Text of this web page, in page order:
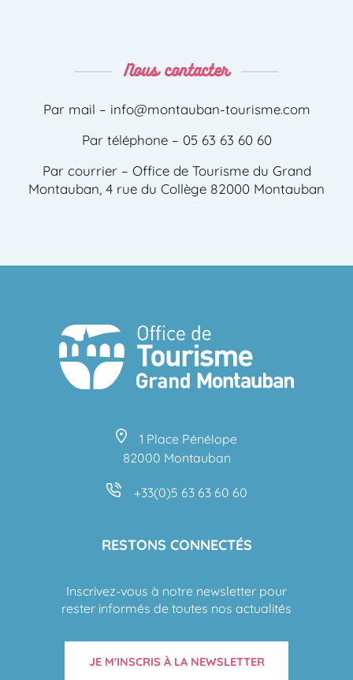
Nous contacter
Par mail – info@montauban-tourisme.com
Par téléphone – 05 63 63 60 60
Par courrier – Office de Tourisme du Grand
Montauban, 4 rue du Collège 82000 Montauban
1 Place Pénélope
82000 Montauban
+33(0)5 63 63 60 60
RESTONS CONNECTÉS
Inscrivez-vous à notre newsletter pour
rester informés de toutes nos actualités
JE M'INSCRIS À LA NEWSLETTER